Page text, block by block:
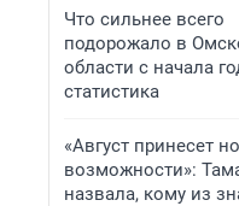
Что сильнее всего
подорожало в
области с начала
статистика
«Август принесет
возможности»:
назвала, кому из